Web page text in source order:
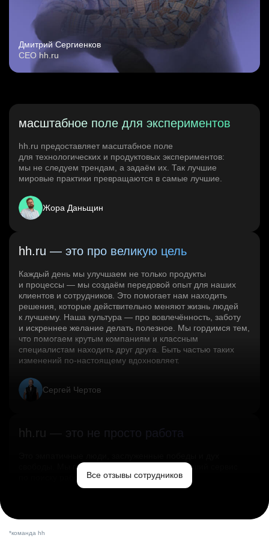
Дмитрий Сергиенков
CEO hh.ru
масштабное поле для экспериментов
hh.ru предоставляет масштабное поле
для технологических и продуктовых экспериментов:
мы не следуем трендам, а задаём их. Так лучшие
мировые практики превращаются в самые лучшие.
Жора Даньщин
hh.ru — это про великую цель
Каждый день мы улучшаем не только продукты
и процессы — мы создаём передовой опыт для наших
клиентов и сотрудников. Это помогает нам находить
решения, которые действительно меняют жизнь людей
к лучшему. Наша культура — про вовлечённость, заботу
и искреннее желание делать полезное. Мы гордимся тем,
что помогаем крутым компаниям и классным
специалистам находить друг друга. Быть частью таких
изменений по‑настоящему вдохновляет.
Сергей Чертов
hh.ru — это не просто работа
свободы. Мы помогаем миру и создаём лучший сервис
по поиску работы в стране.Все отзывы сотрудников
*команда hh